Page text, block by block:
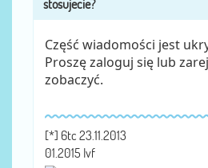
Część wiadomości jest
Proszę zaloguj się lub
zobaczyć.
[*] 6tc 23.11.2013
01.2015 Ivf